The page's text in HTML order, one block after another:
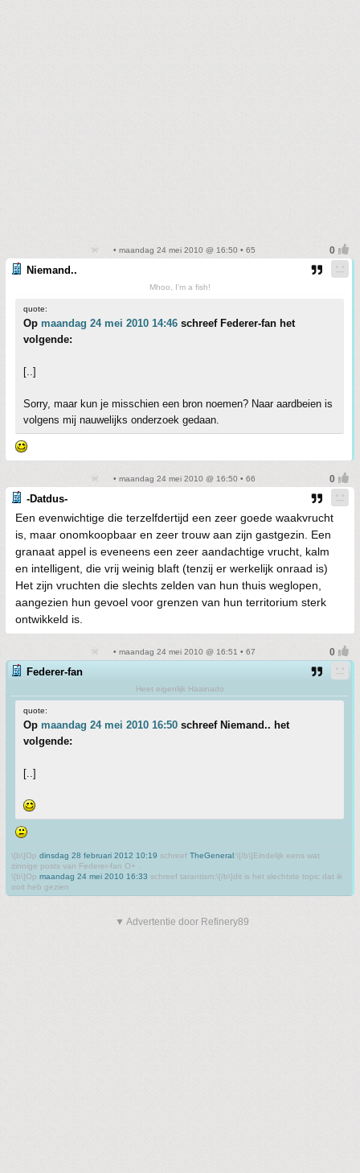
• maandag 24 mei 2010 @ 16:50 • 65
Niemand..
Mhoo, I'm a fish!
quote:
Op maandag 24 mei 2010 14:46 schreef Federer-fan het
volgende:
[..]
Sorry, maar kun je misschien een bron noemen? Naar aardbeien is
volgens mij nauwelijks onderzoek gedaan.
• maandag 24 mei 2010 @ 16:50 • 66
-Datdus-
Een evenwichtige die terzelfdertijd een zeer goede waakvrucht
is, maar onomkoopbaar en zeer trouw aan zijn gastgezin. Een
granaat appel is eveneens een zeer aandachtige vrucht, kalm
en intelligent, die vrij weinig blaft (tenzij er werkelijk onraad is)
Het zijn vruchten die slechts zelden van hun thuis weglopen,
aangezien hun gevoel voor grenzen van hun territorium sterk
ontwikkeld is.
• maandag 24 mei 2010 @ 16:51 • 67
Federer-fan
Heet eigenlijk Haainado
quote:
Op maandag 24 mei 2010 16:50 schreef Niemand.. het
volgende:
[..]
\[b\]Op dinsdag 28 februari 2012 10:19 schreef TheGeneral:\[/b\]Eindelijk eens wat
zinnige posts van Federer-fan O+ .
\[b\]Op maandag 24 mei 2010 16:33 schreef tarantism:\[/b\]dit is het slechtste topic dat ik
ooit heb gezien
▼ Advertentie door Refinery89